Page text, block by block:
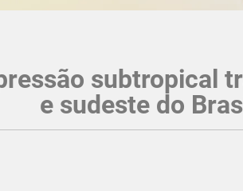
subtropical
e sudeste do